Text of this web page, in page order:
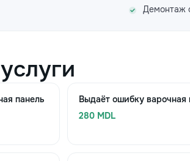
Демонтаж
панель
Выдаёт ошибку варочная
280 MDL